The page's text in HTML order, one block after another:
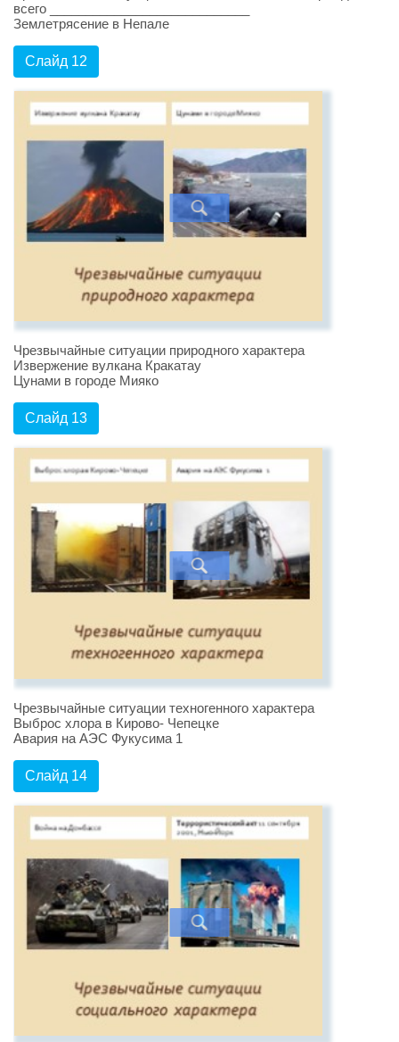
всего ____________________________
Землетрясение в Непале
Слайд 12
Чрезвычайные ситуации природного характера
Извержение вулкана Кракатау
Цунами в городе Мияко
Слайд 13
Чрезвычайные ситуации техногенного характера
Выброс хлора в Кирово- Чепецке
Авария на АЭС Фукусима 1
Слайд 14